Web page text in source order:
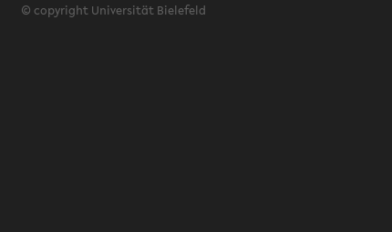
© copyright Universität Bielefeld